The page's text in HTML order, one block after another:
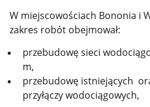
W miejscowościach Bononia i
zakres robót obejmował:
przebudowę sieci
m,
przebudowę istniejących
przyłączy wodociągowych,